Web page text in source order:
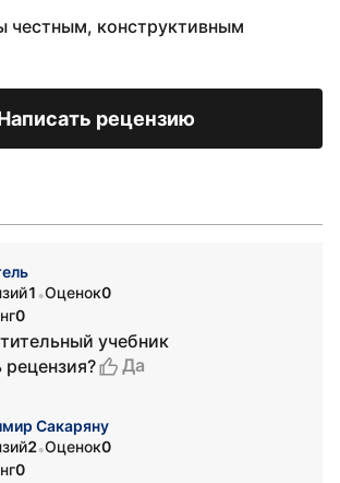
честным, конструктивным
рецензию
1 •Оценок0
0
учебник
Да
Сакаряну
2•Оценок0
0